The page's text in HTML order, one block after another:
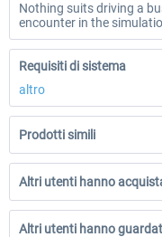
Nothing suits driving a
encounter in the
Requisiti di sistema
altro
Prodotti simili
Altri utenti hanno
Altri utenti hanno